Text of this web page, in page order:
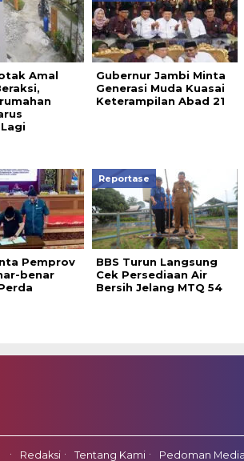
Amal
Gubernur Jambi Minta
Generasi Muda Kuasai
Keterampilan Abad 21
Pemprov
benar
Reportase
BBS Turun Langsung
Cek Persediaan Air
Bersih Jelang MTQ 54
Redaksi Tentang Kami Pedoman